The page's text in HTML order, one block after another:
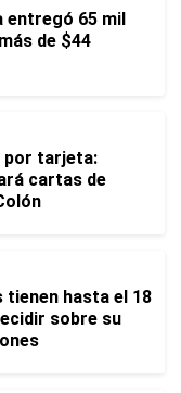
entregó 65 mil
de $44
por tarjeta:
cartas de
tienen hasta el 18
sobre su